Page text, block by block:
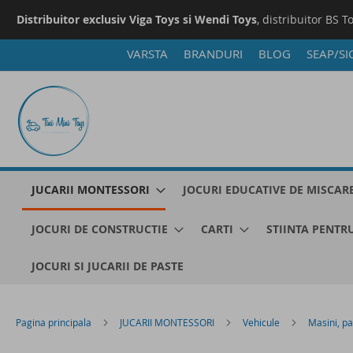
Distribuitor exclusiv Viga Toys si Wendi Toys, distribuitor BS
la
Continut
VARSTA BRANDURI BLOG SEAP/
JUCARII MONTESSORI JOCURI EDUCATIVE DE
JOCURI DE CONSTRUCTIE CARTI STIINTA
JOCURI SI JUCARII DE PASTE
Pagina principala JUCARII MONTESSORI Vehicule Masini,